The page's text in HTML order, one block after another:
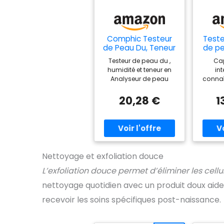
Comphic Testeur
de Peau Du, Teneur
en Humidité et en,
Analyseur de Peau,
Joue, Élastique, Âge
de la Peau, Testeur
Testeur de peau du ,
humidité et teneur en
Analyseur de peau
cutané élastique
Détecteur d'agent de
20,28 €
de
et
lafois
vous
pour
Nettoyage et exfoliation douce
L’exfoliation douce permet d’éliminer les
nettoyage quotidien avec un produit doux
recevoir les soins spécifiques post-naissance.